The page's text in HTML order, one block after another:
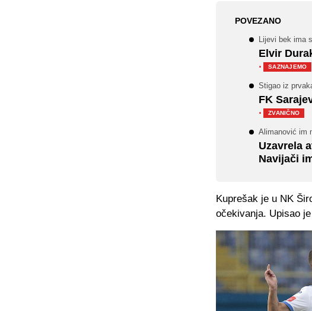
POVEZANO
Lijevi bek ima
Elvir
·
SAZNAJEMO
Stigao iz
FK
·
ZVANIČNO
Alimanović im
Uzavrela
Navijači
Kuprešak je u NK
očekivanja. Upisao